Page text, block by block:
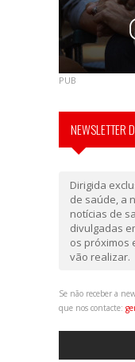
PUB
NEWSLETTER
Dirigida
de saúde, a
notícias de
divulgadas
os próximos
vão realizar.
Se não receber a
que nos contacte: